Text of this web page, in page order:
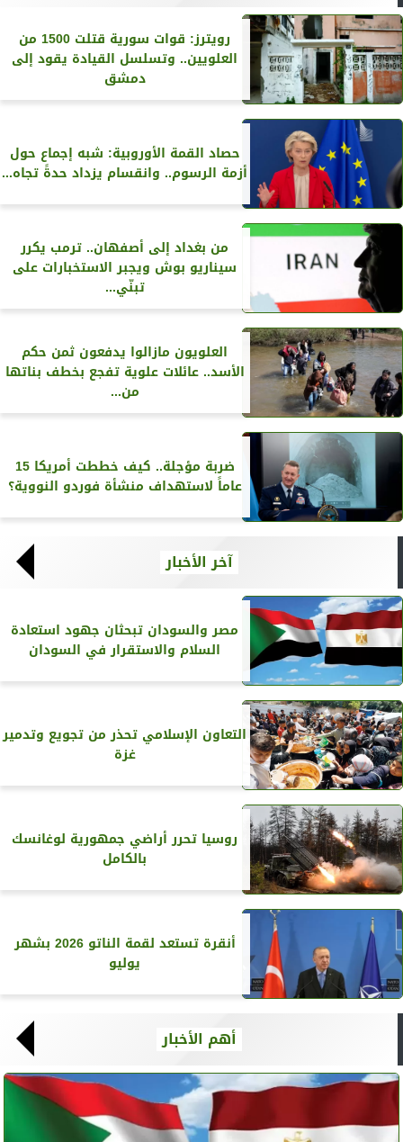
رويترز‏: قوات سورية قتلت 1500 من
العلويين.. وتسلسل القيادة يقود إلى
دمشق
حصاد القمة الأوروبية: شبه إجماع حول
أزمة الرسوم.. وانقسام يزداد حدةً تجاه...
من بغداد إلى أصفهان.. ترمب يكرر
سيناريو بوش ويجبر الاستخبارات على
تبنّي...
العلويون مازالوا يدفعون ثمن حكم
الأسد.. عائلات علوية تفجع بخطف بناتها
من...
ضربة مؤجلة.. كيف خططت أمريكا 15
عاماً لاستهداف منشأة فوردو النووية؟
آخر الأخبار
مصر والسودان تبحثان جهود استعادة
السلام والاستقرار في السودان
التعاون الإسلامي تحذر من تجويع وتدمير
غزة
روسيا تحرر أراضي جمهورية لوغانسك
بالكامل
أنقرة تستعد لقمة الناتو 2026 بشهر
يوليو
أهم الأخبار